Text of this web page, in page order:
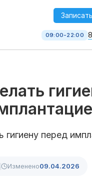
09:00-22:00
Изменено09.04.2026